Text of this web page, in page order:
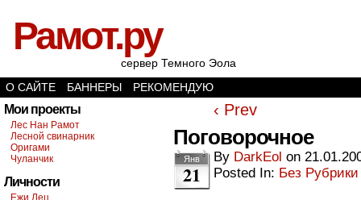
Рамот.ру
сервер Темного Эола
О САЙТЕ
БАННЕРЫ РЕКОМЕНДУЮ
Мои проекты
Лес Нан Рамот
Лесной свинарник
Оригами
Чуланчик
Личности
Ежи Лец
‹ Prev
Поговорочное
Янв
21
By DarkEol on
Posted In: Без Рубрики